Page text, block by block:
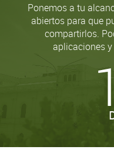
Ponemos a tu
abiertos para que
compartirlos.
aplicaciones